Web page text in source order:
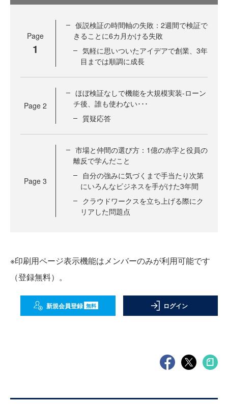
Page
1
仮説検証の時間軸の失敗：2週間で検証で
きることに6カ月かける失敗
気軽に思いついたアイデアで創業、3年
目までは順調に成長
Page 2
ほぼ検証なしで機能を大規模実装-ローン
チ後、誰も使わない･･･
質疑応答
Page 3
市場と仲間の選び方：1億の赤字と役員の
離反で学んだこと
自分の強みに気づくまで手当たり次第
にいろんなビジネスを手がけた3年間
クラウドワークスを立ち上げる際にク
リアした問題点
※印刷用ページ表示機能はメンバーのみが利用可能です
（登録無料）。
新規会員登録 無料 ログイン